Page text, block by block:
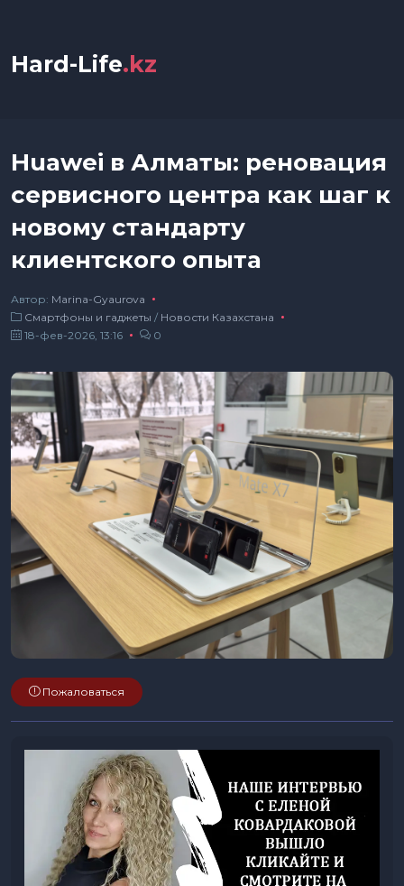
Hard-Life.kz
Huawei в Алматы: реновация
сервисного центра как шаг к
новому стандарту
клиентского опыта
Автор: Marina-Gyaurova
Смартфоны и гаджеты / Новости Казахстана
18-фев-2026, 13:16
0
Пожаловаться